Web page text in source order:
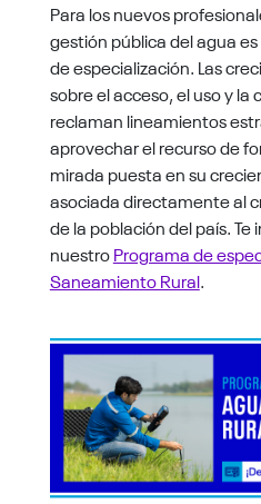
Para los nuevos
gestión pública del agua
de especialización. Las
sobre el acceso, el uso y la
reclaman lineamientos
aprovechar el recurso de
mirada puesta en su
asociada directamente al
de la población del país.
nuestroPrograma de
Saneamiento Rural.